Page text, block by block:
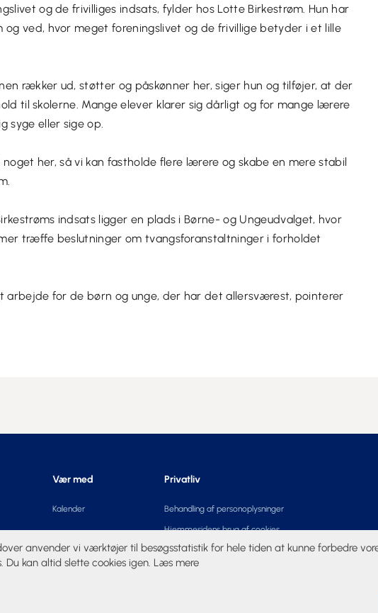
anvender vi værktøjer til besøgsstatistik for hele tiden at kunne forbedre
kan altid slette cookies igen. Læs mere
og de frivilliges indsats, fylder hos Lotte Birkestrøm. Hun har
og ved, hvor meget foreningslivet og de frivillige betyder i et lille
rækker ud, støtter og påskønner her, siger hun og tilføjer, at der
til skolerne. Mange elever klarer sig dårligt og for mange lærere
syge eller sige op.
her, så vi kan fastholde flere lærere og skabe en mere stabil
indsats ligger en plads i Børne- og Ungeudvalget, hvor
træffe beslutninger om tvangsforanstaltninger i forholdet
arbejde for de børn og unge, der har det allersværest, pointerer
Vær med
Kalender
Privatliv
Behandling af personoplysninger
Hjemmesidens brug af cookies